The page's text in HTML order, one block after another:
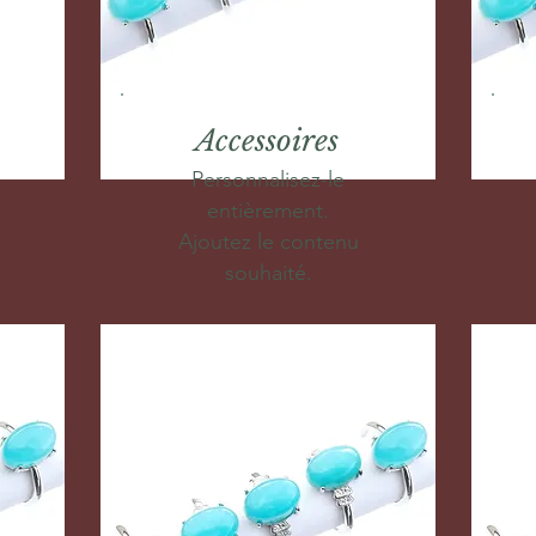
Accessoires
Personnalisez-le
entièrement.
Ajoutez le contenu
souhaité.